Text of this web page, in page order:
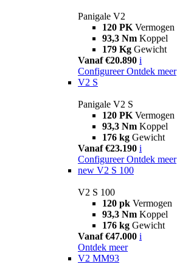
Panigale V2
120 PK Vermogen
93,3 Nm Koppel
179 Kg Gewicht
Vanaf €20.890 i
Configureer Ontdek meer
V2 S
Panigale V2 S
120 PK Vermogen
93,3 Nm Koppel
176 kg Gewicht
Vanaf €23.190 i
Configureer Ontdek meer
new V2 S 100
V2 S 100
120 pk Vermogen
93,3 Nm Koppel
176 kg Gewicht
Vanaf €47.000 i
Ontdek meer
V2 MM93